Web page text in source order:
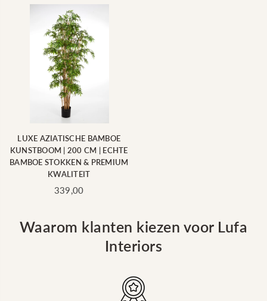
LUXE AZIATISCHE BAMBOE
KUNSTBOOM | 200 CM | ECHTE
BAMBOE STOKKEN & PREMIUM
KWALITEIT
Standaard
339,00
Waarom klanten kiezen voor Lufa
Interiors